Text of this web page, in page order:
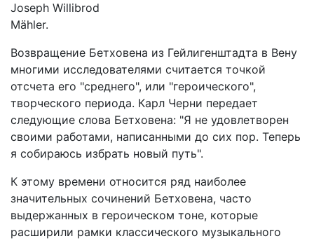
Joseph Willibrod
Mähler.
Возвращение Бетховена из Гейлигенштадта в Вену
многими исследователями считается точкой
отсчета его "среднего", или "героического",
творческого периода. Карл Черни передает
следующие слова Бетховена: "Я не удовлетворен
своими работами, написанными до сих пор. Теперь
я собираюсь избрать новый путь".
К этому времени относится ряд наиболее
значительных сочинений Бетховена, часто
выдержанных в героическом тоне, которые
расширили рамки классического музыкального